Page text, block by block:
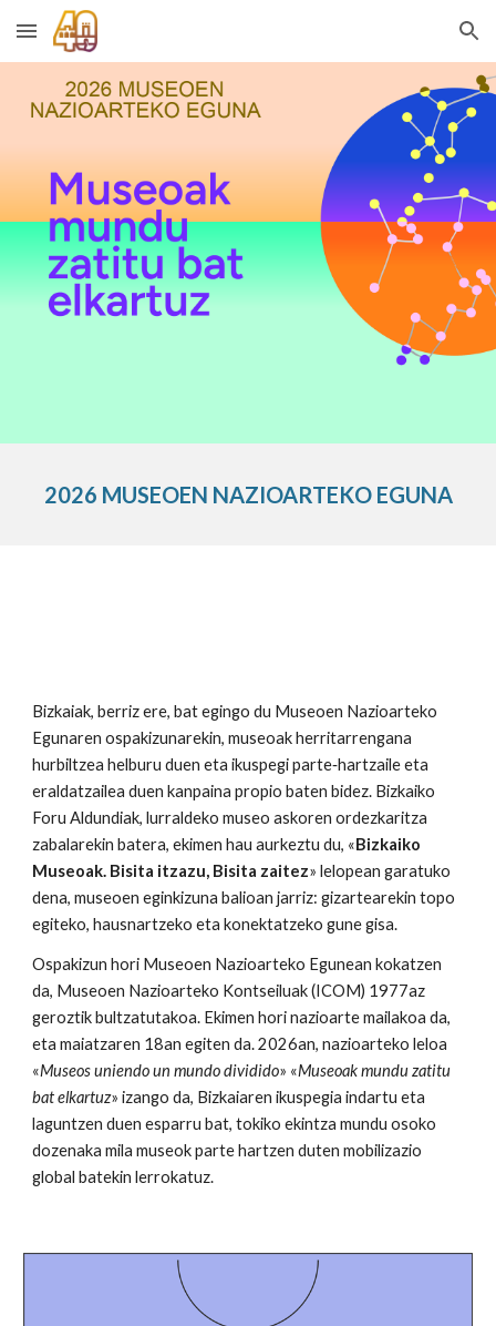
Skip to main content Skip to navigation
2026 MUSEOEN NAZIOARTEKO EGUNA
Bizkaiak, berriz ere, bat egingo du Museoen Nazioarteko
Egunaren ospakizunarekin, museoak herritarrengana
hurbiltzea helburu duen eta ikuspegi parte‑hartzaile eta
eraldatzailea duen kanpaina propio baten bidez. Bizkaiko
Foru Aldundiak, lurraldeko museo askoren ordezkaritza
zabalarekin batera, ekimen hau aurkeztu du, «Bizkaiko
Museoak. Bisita itzazu, Bisita zaitez» lelopean garatuko
dena, museoen eginkizuna balioan jarriz: gizartearekin topo
egiteko, hausnartzeko eta konektatzeko gune gisa.
Ospakizun hori Museoen Nazioarteko Egunean kokatzen
da, Museoen Nazioarteko Kontseiluak (ICOM) 1977az
geroztik bultzatutakoa. Ekimen hori nazioarte mailakoa da,
eta maiatzaren 18an egiten da. 2026an, nazioarteko leloa
«Museos uniendo un mundo dividido» «Museoak mundu zatitu
bat elkartuz» izango da, Bizkaiaren ikuspegia indartu eta
laguntzen duen esparru bat, tokiko ekintza mundu osoko
dozenaka mila museok parte hartzen duten mobilizazio
global batekin lerrokatuz.